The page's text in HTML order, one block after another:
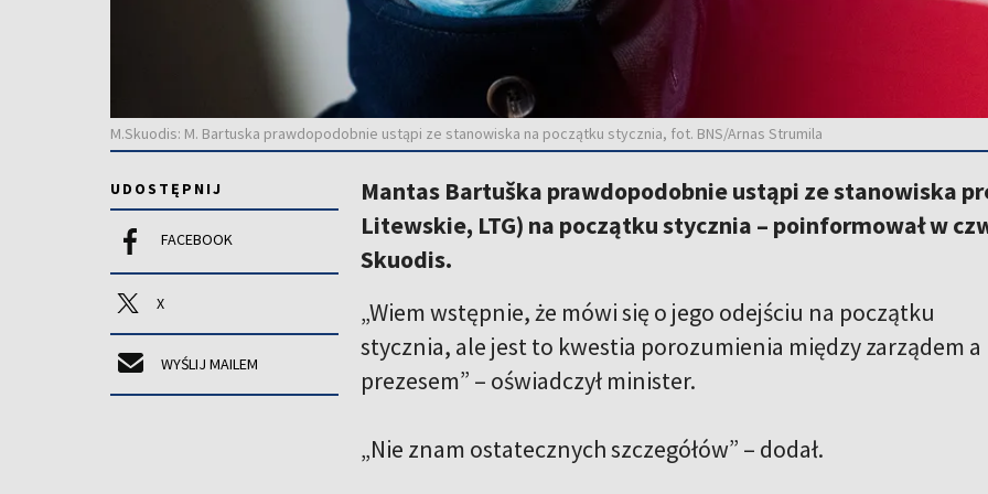
M.Skuodis: M. Bartuska prawdopodobnie ustąpi ze stanowiska na początku stycznia, fot. BNS/Arnas Strumila
UDOSTĘPNIJ
FACEBOOK
X
WYŚLIJ MAILEM
Mantas Bartuška prawdopodobnie ustąpi ze stanowiska
Litewskie, LTG) na początku stycznia – poinformował w
Skuodis.
„Wiem wstępnie, że mówi się o jego odejściu na początku
stycznia, ale jest to kwestia porozumienia między zarządem a
prezesem” – oświadczył minister.
„Nie znam ostatecznych szczegółów” – dodał.